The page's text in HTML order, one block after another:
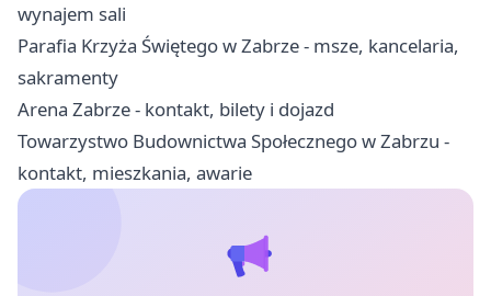
wynajem sali
Parafia Krzyża Świętego w Zabrze - msze, kancelaria,
sakramenty
Arena Zabrze - kontakt, bilety i dojazd
Towarzystwo Budownictwa Społecznego w Zabrzu -
kontakt, mieszkania, awarie